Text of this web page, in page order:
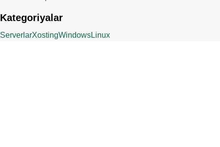
Kategoriyalar
ServerlarXostingWindowsLinux